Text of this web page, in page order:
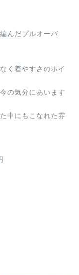
んだプルオーバ
く着やすさのポイ
の気分にあいます
中にもこなれた雰